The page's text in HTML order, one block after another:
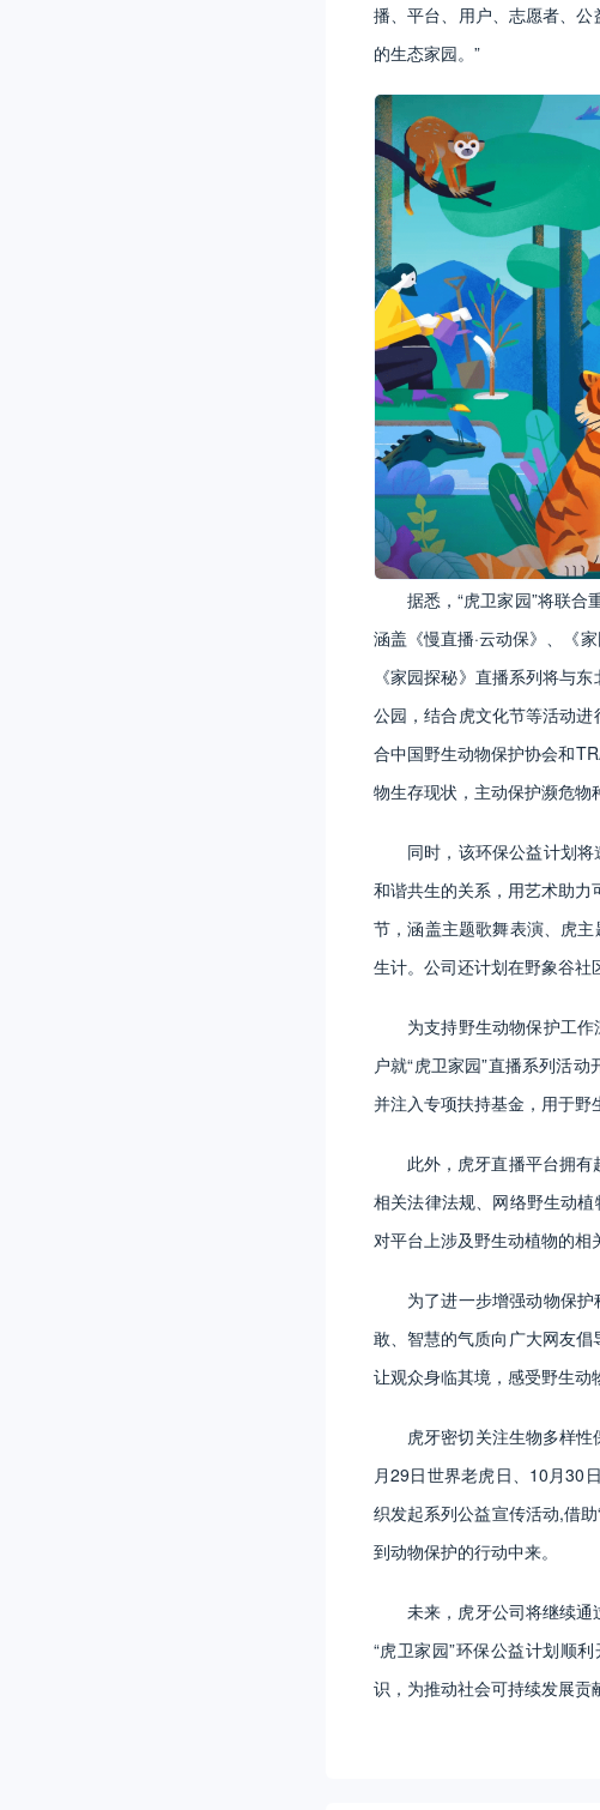
播、平台、用户、志愿者、
的生态家园。”
据悉，“虎卫家园”将联合
涵盖《慢直播·云动保》、《
《家园探秘》直播系列将与
公园，结合虎文化节等活动
合中国野生动物保护协会和
物生存现状，主动保护濒危物
同时，该环保公益计划
和谐共生的关系，用艺术助力
节，涵盖主题歌舞表演、虎
生计。公司还计划在野象谷社
为支持野生动物保护工
户就“虎卫家园”直播系列活
并注入专项扶持基金，用于野
此外，虎牙直播平台拥
相关法律法规、网络野生动
对平台上涉及野生动植物的相
为了进一步增强动物保
敢、智慧的气质向广大网友
让观众身临其境，感受野生动
虎牙密切关注生物多样
月29日世界老虎日、10月30
织发起系列公益宣传活动,借
到动物保护的行动中来。
未来，虎牙公司将继续
“虎卫家园”环保公益计划顺
识，为推动社会可持续发展贡